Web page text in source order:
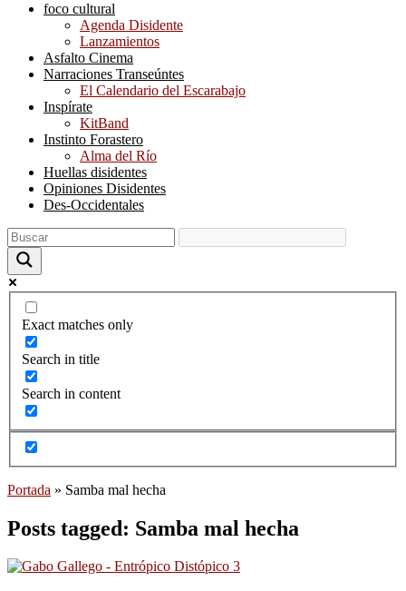
foco cultural
Agenda Disidente
Lanzamientos
Asfalto Cinema
Narraciones Transeúntes
El Calendario del Escarabajo
Inspírate
KitBand
Instinto Forastero
Alma del Río
Huellas disidentes
Opiniones Disidentes
Des-Occidentales
Exact matches only
Search in title
Search in content
Portada » Samba mal hecha
Posts tagged: Samba mal hecha